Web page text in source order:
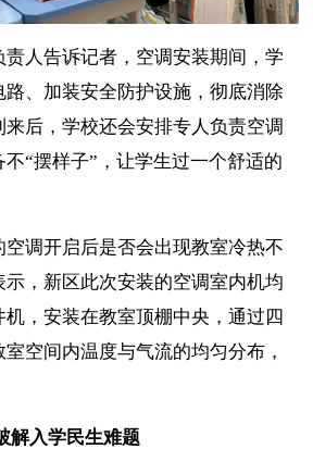
责人告诉记者，空调安装期间，学
、加装安全防护设施，彻底消除
后，学校还会安排专人负责空调
不“摆样子”，让学生过一个舒适的
空调开启后是否会出现教室冷热不
，新区此次安装的空调室内机均
，安装在教室顶棚中央，通过四
空间内温度与气流的均匀分布，
解入学民生难题